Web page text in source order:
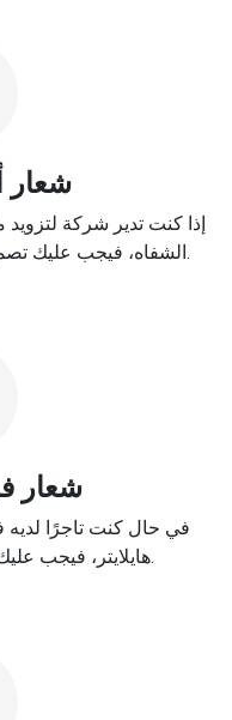
شعار
إذا كنت تدير شركة
الشفاه، فيجب عليك تصميم شعار يحتوي على أحمر الشفاه.
شعار
في حال كنت تاجرًا لديه
هايلايتر، فيجب عليك استخدام شعار فرشاة مكياج.